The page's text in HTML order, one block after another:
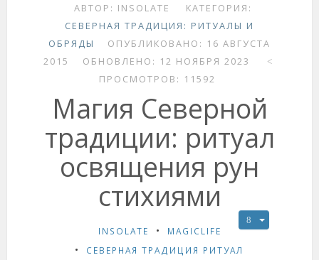
АВТОР: INSOLATE
КАТЕГОРИЯ:
СЕВЕРНАЯ ТРАДИЦИЯ: РИТУАЛЫ И
ОБРЯДЫ
ОПУБЛИКОВАНО: 16 АВГУСТА
2015
ОБНОВЛЕНО: 12 НОЯБРЯ 2023
ПРОСМОТРОВ: 11592
Магия Северной
традиции: ритуал
освящения рун
стихиями
INSOLATE
MAGICLIFE
СЕВЕРНАЯ ТРАДИЦИЯ РИТУАЛ